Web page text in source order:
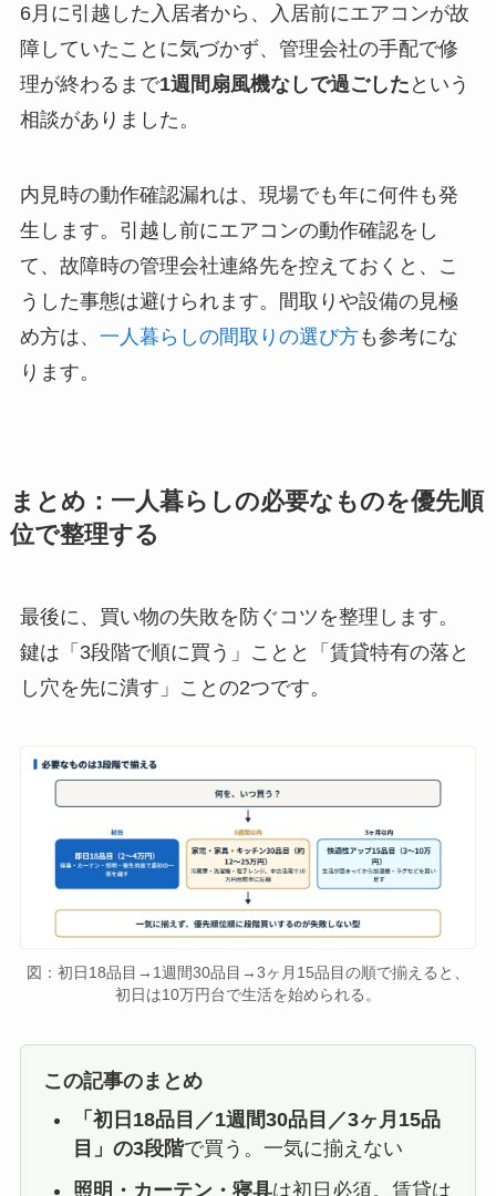
6月に引越した入居者から、入居前にエアコンが故
障していたことに気づかず、管理会社の手配で修
理が終わるまで1週間扇風機なしで過ごした という
相談がありました。
内見時の動作確認漏れは、現場でも年に何件も発
生します。引越し前にエアコンの動作確認をし
て、故障時の管理会社連絡先を控えておくと、こ
うした事態は避けられます。間取りや設備の見極
め方は、 一人暮らしの間取りの選び方も参考にな
ります。
まとめ：一人暮らしの必要なものを優先順
位で整理する
最後に、買い物の失敗を防ぐコツを整理します。
鍵は「3段階で順に買う」ことと「賃貸特有の落と
し穴を先に潰す」ことの2つです。
図：初日18品目→1週間30品目→3ヶ月15品目の順で揃えると、
初日は10万円台で生活を始められる。
この記事のまとめ
「初日18品目／1週間30品目／3ヶ月15品
目」の3段階で買う。一気に揃えない
照明・カーテン・寝具は初日必須。賃貸は